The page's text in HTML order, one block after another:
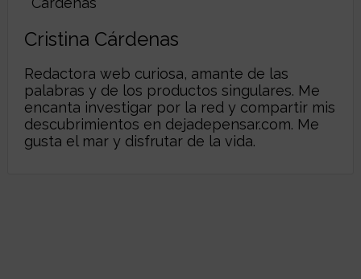
Cristina Cárdenas
Redactora web curiosa, amante de las
palabras y de los productos singulares. Me
encanta investigar por la red y compartir mis
descubrimientos en dejadepensar.com. Me
gusta el mar y disfrutar de la vida.